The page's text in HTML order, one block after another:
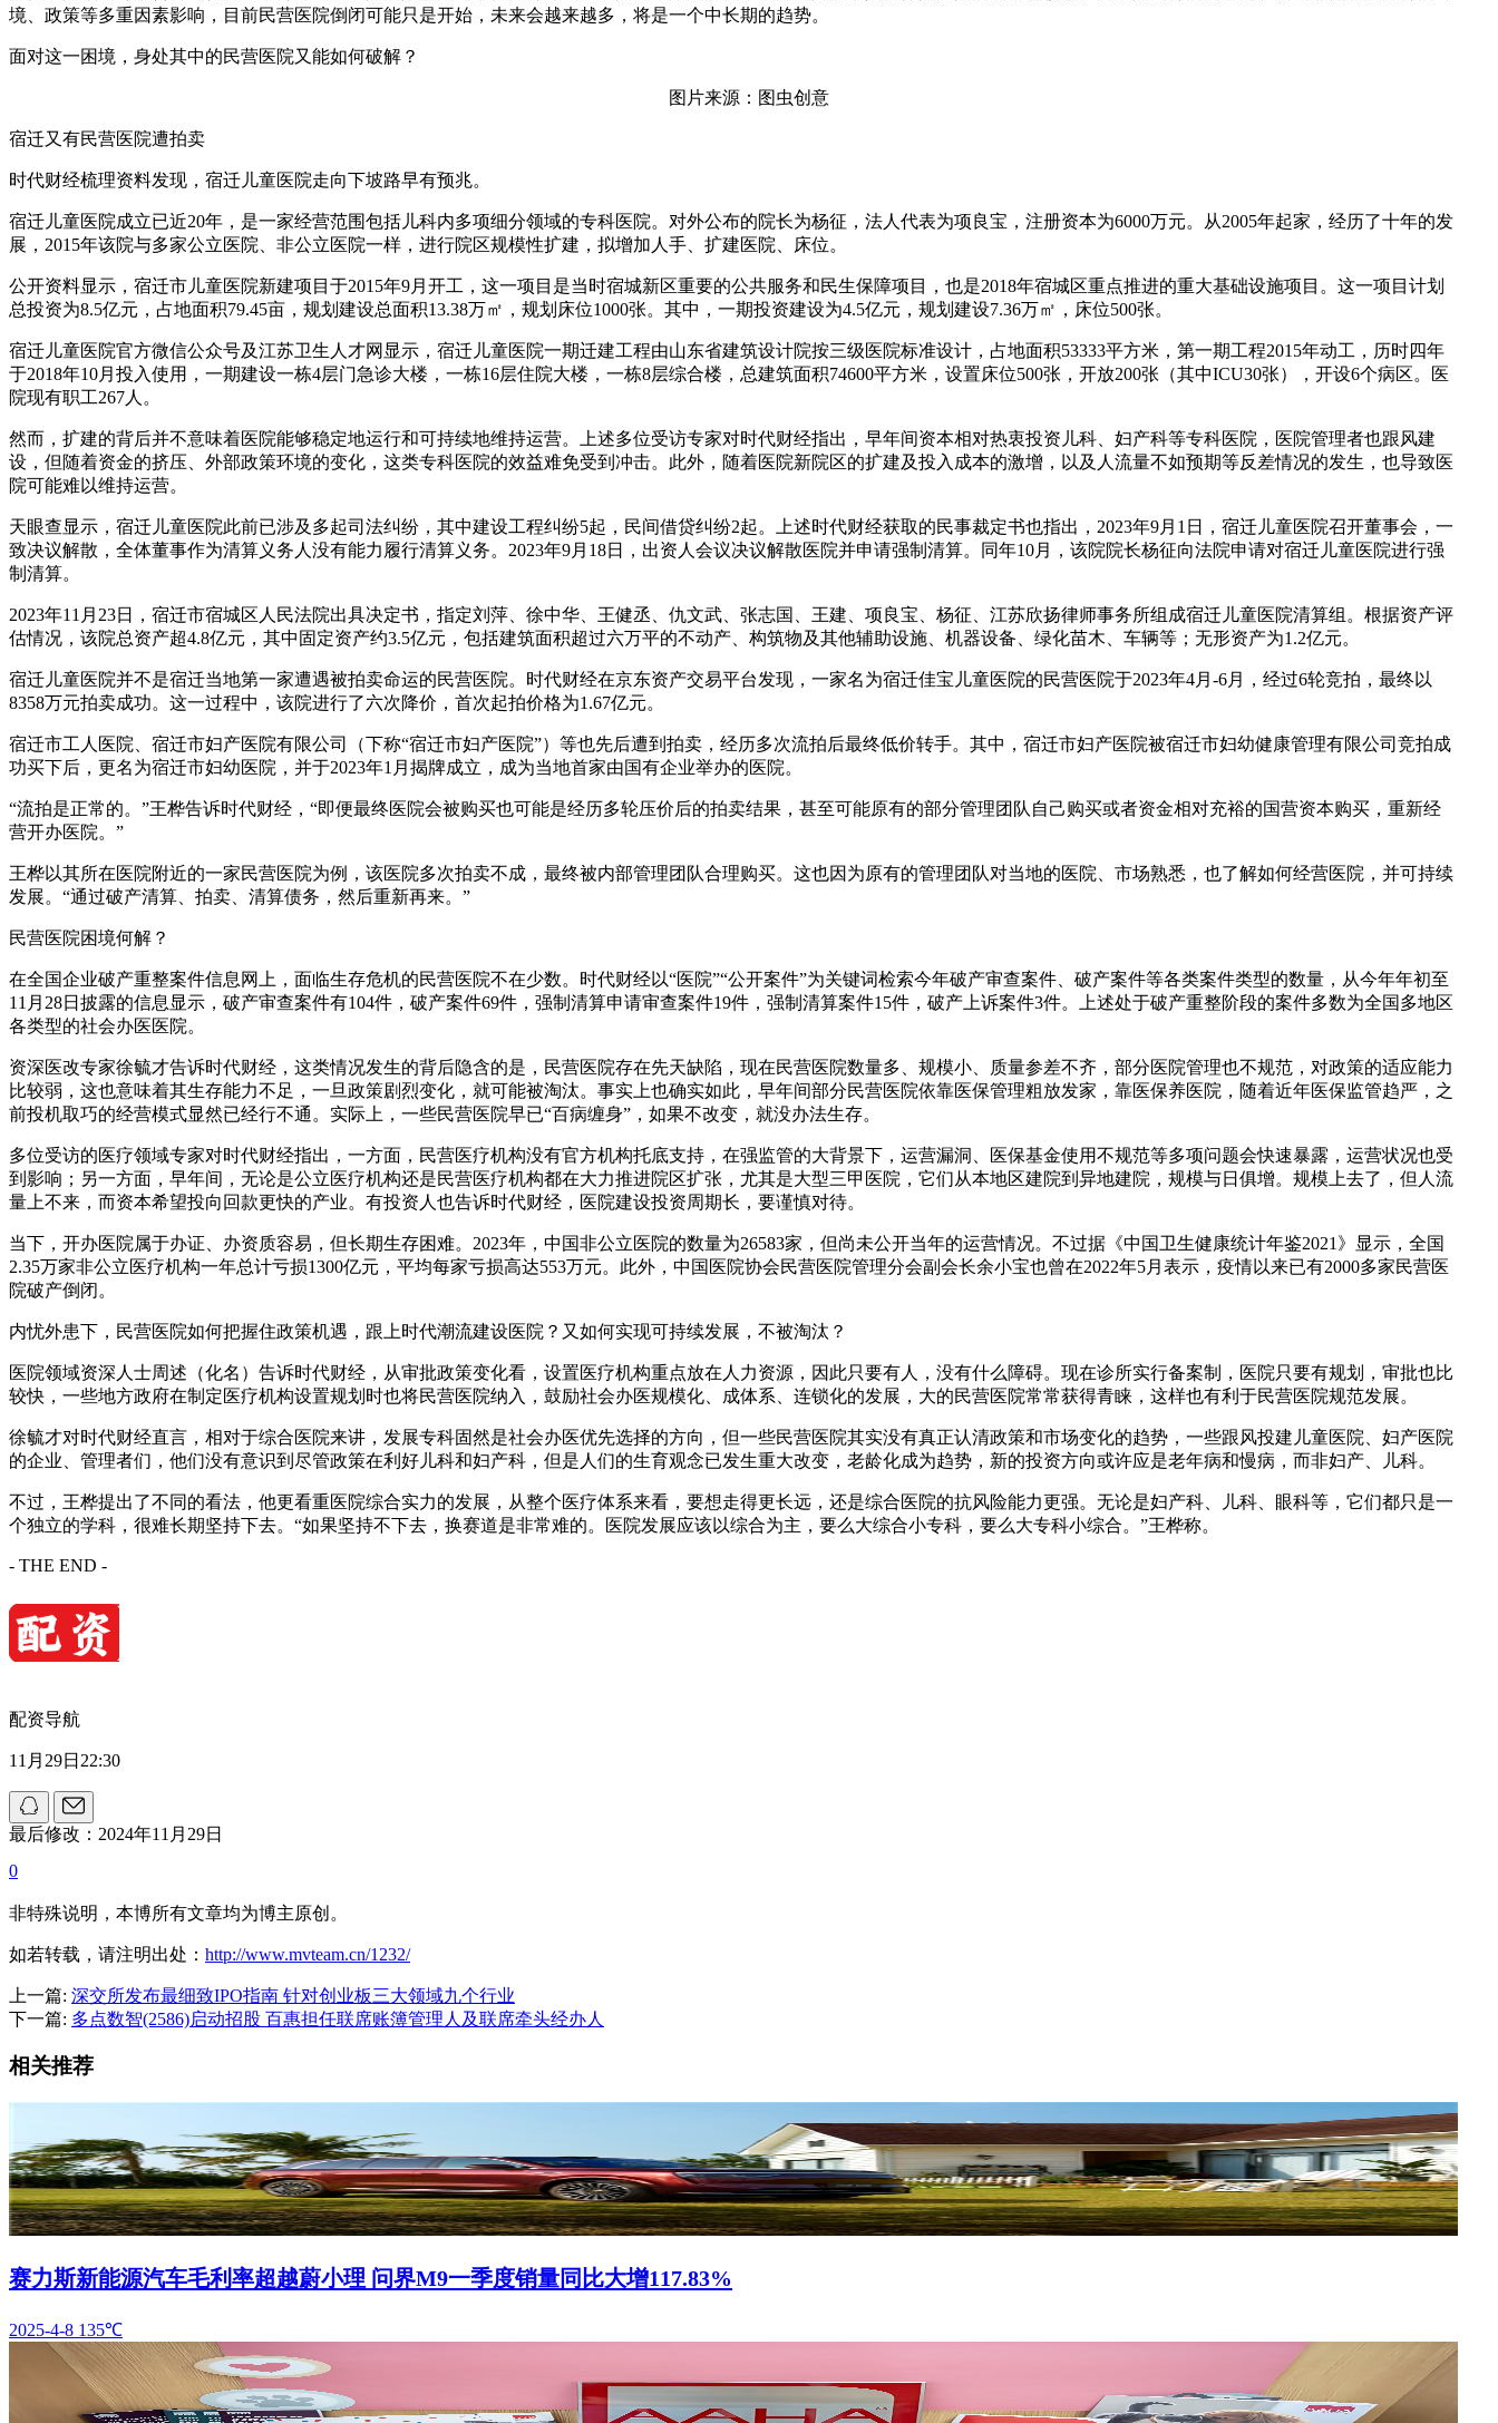
境、政策等多重因素影响，目前民营医院倒闭可能只是开始，未来会越来越多，将是一个中长期的趋势。
面对这一困境，身处其中的民营医院又能如何破解？
图片来源：图虫创意
宿迁又有民营医院遭拍卖
时代财经梳理资料发现，宿迁儿童医院走向下坡路早有预兆。
宿迁儿童医院成立已近20年，是一家经营范围包括儿科内多项细分领域的专科医院。对外公布的院长为杨征，法人代表为项良宝，注册资本为6000万元。从2005年起家，经历了十年的发
展，2015年该院与多家公立医院、非公立医院一样，进行院区规模性扩建，拟增加人手、扩建医院、床位。
公开资料显示，宿迁市儿童医院新建项目于2015年9月开工，这一项目是当时宿城新区重要的公共服务和民生保障项目，也是2018年宿城区重点推进的重大基础设施项目。这一项目计划
总投资为8.5亿元，占地面积79.45亩，规划建设总面积13.38万㎡，规划床位1000张。其中，一期投资建设为4.5亿元，规划建设7.36万㎡，床位500张。
宿迁儿童医院官方微信公众号及江苏卫生人才网显示，宿迁儿童医院一期迁建工程由山东省建筑设计院按三级医院标准设计，占地面积53333平方米，第一期工程2015年动工，历时四年
于2018年10月投入使用，一期建设一栋4层门急诊大楼，一栋16层住院大楼，一栋8层综合楼，总建筑面积74600平方米，设置床位500张，开放200张（其中ICU30张），开设6个病区。医
院现有职工267人。
然而，扩建的背后并不意味着医院能够稳定地运行和可持续地维持运营。上述多位受访专家对时代财经指出，早年间资本相对热衷投资儿科、妇产科等专科医院，医院管理者也跟风建
设，但随着资金的挤压、外部政策环境的变化，这类专科医院的效益难免受到冲击。此外，随着医院新院区的扩建及投入成本的激增，以及人流量不如预期等反差情况的发生，也导致医
院可能难以维持运营。
天眼查显示，宿迁儿童医院此前已涉及多起司法纠纷，其中建设工程纠纷5起，民间借贷纠纷2起。上述时代财经获取的民事裁定书也指出，2023年9月1日，宿迁儿童医院召开董事会，一
致决议解散，全体董事作为清算义务人没有能力履行清算义务。2023年9月18日，出资人会议决议解散医院并申请强制清算。同年10月，该院院长杨征向法院申请对宿迁儿童医院进行强
制清算。
2023年11月23日，宿迁市宿城区人民法院出具决定书，指定刘萍、徐中华、王健丞、仇文武、张志国、王建、项良宝、杨征、江苏欣扬律师事务所组成宿迁儿童医院清算组。根据资产评
估情况，该院总资产超4.8亿元，其中固定资产约3.5亿元，包括建筑面积超过六万平的不动产、构筑物及其他辅助设施、机器设备、绿化苗木、车辆等；无形资产为1.2亿元。
宿迁儿童医院并不是宿迁当地第一家遭遇被拍卖命运的民营医院。 时代财经在京东资产交易平台发现，一家名为宿迁佳宝儿童医院的民营医院于2023年4月-6月，经过6轮竞拍，最终以
8358万元拍卖成功。这一过程中，该院进行了六次降价，首次起拍价格为1.67亿元。
宿迁市工人医院、宿迁市妇产医院有限公司（下称“宿迁市妇产医院”）等也先后遭到拍卖，经历多次流拍后最终低价转手。其中，宿迁市妇产医院被宿迁市妇幼健康管理有限公司竞拍成
功买下后，更名为宿迁市妇幼医院，并于2023年1月揭牌成立，成为当地首家由国有企业举办的医院。
“流拍是正常的。”王桦告诉时代财经，“即便最终医院会被购买也可能是经历多轮压价后的拍卖结果，甚至可能原有的部分管理团队自己购买或者资金相对充裕的国营资本购买，重新经
营开办医院。”
王桦以其所在医院附近的一家民营医院为例，该医院多次拍卖不成，最终被内部管理团队合理购买。这也因为原有的管理团队对当地的医院、市场熟悉，也了解如何经营医院，并可持续
发展。“通过破产清算、拍卖、清算债务，然后重新再来。”
民营医院困境何解？
在全国企业破产重整案件信息网上，面临生存危机的民营医院不在少数。时代财经以“医院”“公开案件”为关键词检索今年破产审查案件、破产案件等各类案件类型的数量，从今年年初至
11月28日披露的信息显示，破产审查案件有104件，破产案件69件，强制清算申请审查案件19件，强制清算案件15件，破产上诉案件3件。上述处于破产重整阶段的案件多数为全国多地区
各类型的社会办医医院。
资深医改专家徐毓才告诉时代财经，这类情况发生的背后隐含的是，民营医院存在先天缺陷，现在民营医院数量多、规模小、质量参差不齐，部分医院管理也不规范，对政策的适应能力
比较弱，这也意味着其生存能力不足，一旦政策剧烈变化，就可能被淘汰。事实上也确实如此，早年间部分民营医院依靠医保管理粗放发家，靠医保养医院，随着近年医保监管趋严，之
前投机取巧的经营模式显然已经行不通。实际上，一些民营医院早已“百病缠身”，如果不改变，就没办法生存。
多位受访的医疗领域专家对时代财经指出，一方面，民营医疗机构没有官方机构托底支持，在强监管的大背景下，运营漏洞、医保基金使用不规范等多项问题会快速暴露，运营状况也受
到影响；另一方面，早年间，无论是公立医疗机构还是民营医疗机构都在大力推进院区扩张，尤其是大型三甲医院，它们从本地区建院到异地建院，规模与日俱增。规模上去了，但人流
量上不来，而资本希望投向回款更快的产业。有投资人也告诉时代财经，医院建设投资周期长，要谨慎对待。
当下，开办医院属于办证、办资质容易，但长期生存困难。2023年，中国非公立医院的数量为26583家，但尚未公开当年的运营情况。不过据《中国卫生健康统计年鉴2021》显示，全国
2.35万家非公立医疗机构一年总计亏损1300亿元，平均每家亏损高达553万元。此外，中国医院协会民营医院管理分会副会长余小宝也曾在2022年5月表示，疫情以来已有2000多家民营医
院破产倒闭。
内忧外患下，民营医院如何把握住政策机遇，跟上时代潮流建设医院？又如何实现可持续发展，不被淘汰？
医院领域资深人士周述（化名）告诉时代财经，从审批政策变化看，设置医疗机构重点放在人力资源，因此只要有人，没有什么障碍。现在诊所实行备案制，医院只要有规划，审批也比
较快，一些地方政府在制定医疗机构设置规划时也将民营医院纳入，鼓励社会办医规模化、成体系、连锁化的发展，大的民营医院常常获得青睐，这样也有利于民营医院规范发展。
徐毓才对时代财经直言，相对于综合医院来讲，发展专科固然是社会办医优先选择的方向，但一些民营医院其实没有真正认清政策和市场变化的趋势，一些跟风投建儿童医院、妇产医院
的企业、管理者们，他们没有意识到尽管政策在利好儿科和妇产科，但是人们的生育观念已发生重大改变，老龄化成为趋势，新的投资方向或许应是老年病和慢病，而非妇产、儿科。
不过，王桦提出了不同的看法，他更看重医院综合实力的发展，从整个医疗体系来看，要想走得更长远，还是综合医院的抗风险能力更强。无论是妇产科、儿科、眼科等，它们都只是一
个独立的学科，很难长期坚持下去。“如果坚持不下去，换赛道是非常难的。医院发展应该以综合为主，要么大综合小专科，要么大专科小综合。”王桦称。
- THE END -
配资导航
11月29日22:30
最后修改：2024年11月29日
0
非特殊说明，本博所有文章均为博主原创。
如若转载，请注明出处： http://www.mvteam.cn/1232/
上一篇: 深交所发布最细致IPO指南 针对创业板三大领域九个行业
下一篇: 多点数智(2586)启动招股 百惠担任联席账簿管理人及联席牵头经办人
相关推荐
赛力斯新能源汽车毛利率超越蔚小理 问界M9一季度销量同比大增117.83%
2025-4-8 135℃